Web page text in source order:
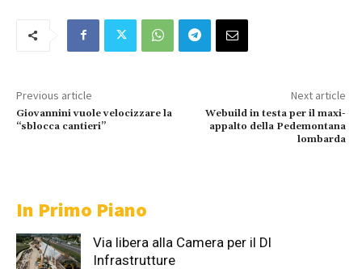
Previous article
Giovannini vuole velocizzare la
“sblocca cantieri”
Next article
Webuild in testa per il maxi-
appalto della Pedemontana
lombarda
In Primo Piano
Via libera alla Camera per il Dl
Infrastrutture